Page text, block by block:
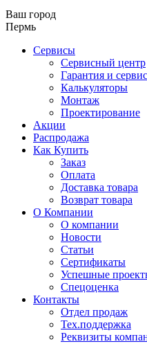
Ваш город
Пермь
Сервисы
Сервисный центр
Гарантия и сервис
Калькуляторы
Монтаж
Проектирование
Акции
Распродажа
Как Купить
Заказ
Оплата
Доставка товара
Возврат товара
О Компании
О компании
Новости
Статьи
Сертификаты
Успешные
Спецоценка
Контакты
Отдел продаж
Тех.поддержка
Реквизиты